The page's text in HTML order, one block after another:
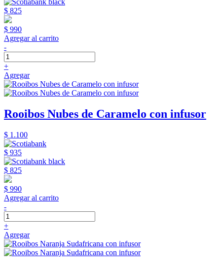
$ 825
$ 990
Agregar al carrito
-
+
Agregar
Rooibos Nubes de Caramelo con infusor
$ 1.100
$ 935
$ 825
$ 990
Agregar al carrito
-
+
Agregar